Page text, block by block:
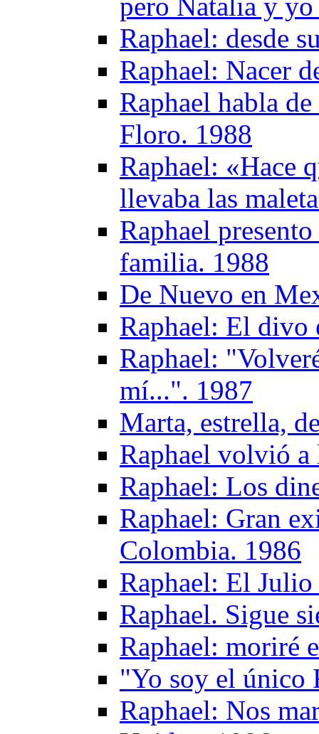
Raphael: desde
Raphael: Nacer
Raphael habla
Floro. 1988
Raphael: «Hace
llevaba las
Raphael
familia. 1988
De Nuevo en
Raphael: El divo
Raphael:
mí...". 1987
Marta, estrella,
Raphael volvió
Raphael: Los
Raphael: Gran
Colombia. 1986
Raphael: El
Raphael. Sigue
Raphael: moriré
"Yo soy el único
Raphael: Nos